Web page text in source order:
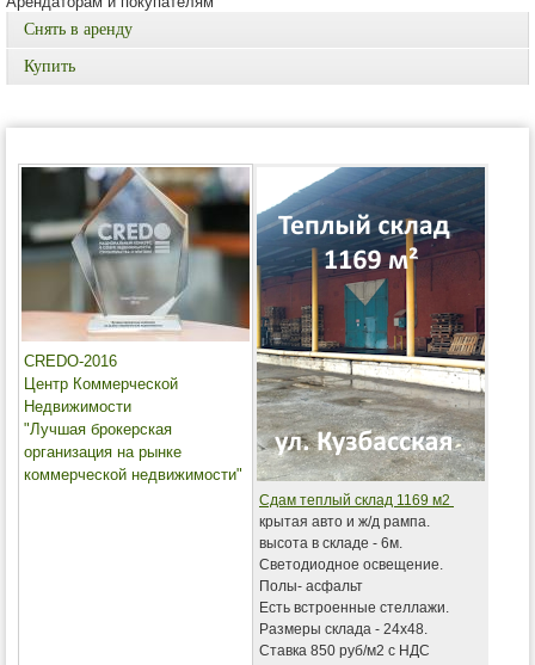
Снять в аренду
Купить
CREDO-2016
Центр Коммерческой
Недвижимости
"Лучшая брокерская
организация на рынке
коммерческой недвижимости"
Сдам теплый склад 1169 м2
крытая авто и ж/д рампа.
высота в складе - 6м.
Светодиодное освещение.
Полы- асфальт
Есть встроенные стеллажи.
Размеры склада - 24х48.
Ставка 850 руб/м2 с НДС